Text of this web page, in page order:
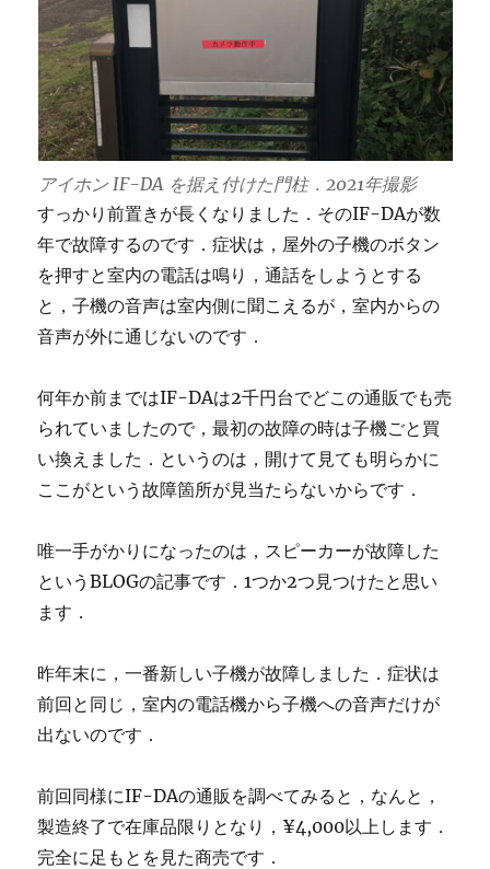
アイホン IF-DA を据え付けた門柱．2021年撮影
すっかり前置きが長くなりました．そのIF-DAが数
年で故障するのです．症状は，屋外の子機のボタン
を押すと室内の電話は鳴り，通話をしようとする
と，子機の音声は室内側に聞こえるが，室内からの
音声が外に通じないのです．
何年か前まではIF-DAは2千円台でどこの通販でも売
られていましたので，最初の故障の時は子機ごと買
い換えました．というのは，開けて見ても明らかに
ここがという故障箇所が見当たらないからです．
唯一手がかりになったのは，スピーカーが故障した
というBLOGの記事です．1つか2つ見つけたと思い
ます．
昨年末に，一番新しい子機が故障しました．症状は
前回と同じ，室内の電話機から子機への音声だけが
出ないのです．
前回同様にIF-DAの通販を調べてみると，なんと，
製造終了で在庫品限りとなり，¥4,000以上します．
完全に足もとを見た商売です．